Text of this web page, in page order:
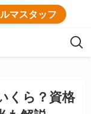
マスタッフ
くら？資格